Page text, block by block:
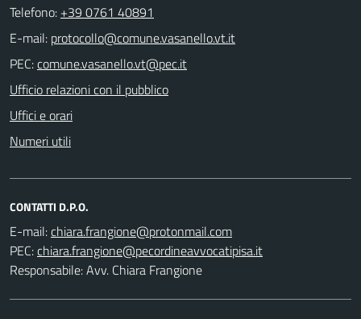
Telefono: +39 0761 40891
E-mail:
PEC:
Ufficio relazioni con il pubblico
Uffici e orari
Numeri utili
CONTATTI D.P.O.
E-mail:
PEC:
Responsabile: Avv. Chiara Frangione